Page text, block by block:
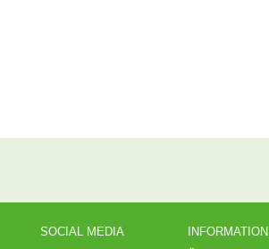
SOCIAL MEDIA
INFORMATION